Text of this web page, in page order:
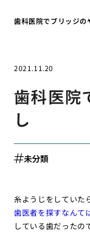
歯科医院でブリッジの
2021.11.20
歯科医院
し
未分類
糸ようじをしていた
歯医者を探すなんて
している歯だったの